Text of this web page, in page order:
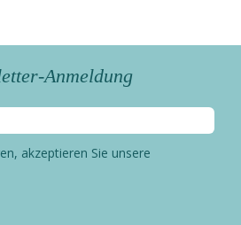
Anmeldung
akzeptieren Sie unsere